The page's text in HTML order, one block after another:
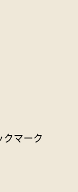
マーク